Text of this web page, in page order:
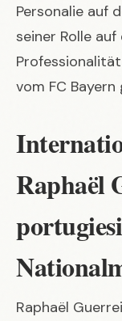
Personalie auf
seiner Rolle
vom FC
Raphaël
Raphaël